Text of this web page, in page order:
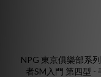
NPG 東京俱樂部系
者SM入門 第四型 -